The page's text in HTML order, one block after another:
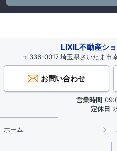
LIXIL不動産シ
〒336-0017 埼玉県さいたま市
お問い合わせ
営業時間
定休日
ホーム